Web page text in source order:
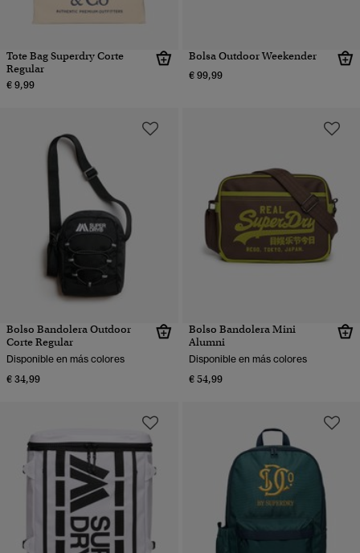
Tote Bag Superdry Corte
Regular
€ 9,99
Bolsa Outdoor Weekender
€ 99,99
Bolso Bandolera Outdoor
Corte Regular
Disponible en más colores
€ 34,99
Bolso Bandolera Mini
Alumni
Disponible en más colores
€ 54,99